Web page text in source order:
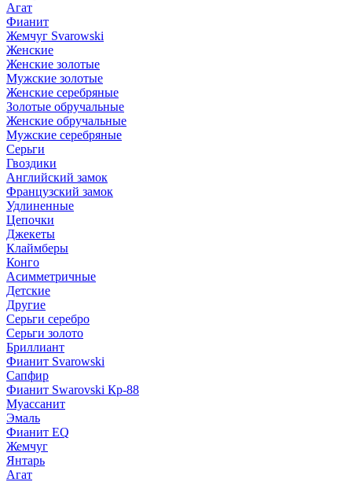
Агат
Фианит
Жемчуг Svarowski
Женские
Женские золотые
Мужские золотые
Женские серебряные
Золотые обручальные
Женские обручальные
Мужские серебряные
Серьги
Гвоздики
Английский замок
Французский замок
Удлиненные
Цепочки
Джекеты
Клаймберы
Конго
Асимметричные
Детские
Другие
Серьги серебро
Серьги золото
Бриллиант
Фианит Svarowski
Сапфир
Фианит Swarovski Кр-88
Муассанит
Эмаль
Фианит EQ
Жемчуг
Янтарь
Агат